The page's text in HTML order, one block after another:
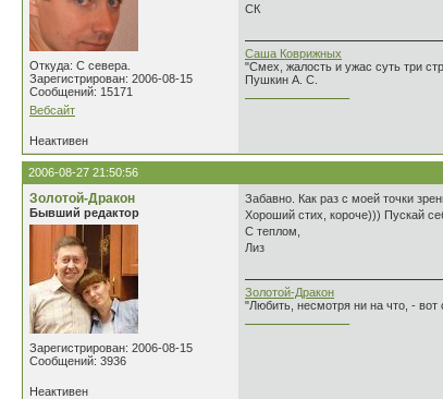
Откуда: С севера.
Зарегистрирован: 2006-08-15
Сообщений: 15171
Вебсайт
СК
Саша Коврижных
"Смех, жалость и ужас суть три
Пушкин А. С.
Неактивен
2006-08-27 21:50:56
Золотой-Дракон
Бывший редактор
Зарегистрирован: 2006-08-15
Сообщений: 3936
Забавно. Как раз с моей точки
Хороший стих, короче))) Пускай
С теплом,
Лиз
Золотой-Дракон
"Любить, несмотря ни на что, -
Неактивен